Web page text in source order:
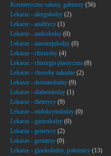
Kosmetyczne salony, gabinety (56)
Lekarze - alergolodzy (2)
Lekarze - analitycy (1)
Lekarze - androlodzy (0)
Lekarze - anestezjolodzy (0)
Lekarze - chirurdzy (4)
Lekarze - chirurgia plastyczna (8)
Lekarze - choroby zakaźne (2)
Lekarze - dermatolodzy (9)
Lekarze - diabetolodzy (1)
Lekarze - dietetycy (9)
Lekarze - endokrynolodzy (0)
Lekarze - gastrolodzy (0)
Lekarze - genetycy (2)
Lekarze - geriatrzy (0)
Lekarze - ginekolodzy, położnicy (13)